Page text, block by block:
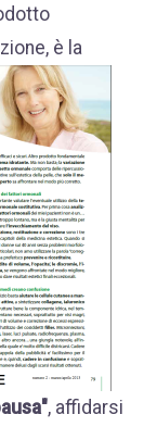
è la
, affidarsi